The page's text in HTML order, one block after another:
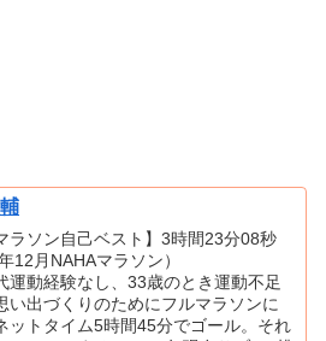
ラソン自己ベスト】3時間23分08秒
12月NAHAマラソン）
運動経験なし、33歳のとき運動不足
い出づくりのためにフルマラソンに
ットタイム5時間45分でゴール。それ